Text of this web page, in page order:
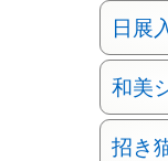
日展
和美
招き